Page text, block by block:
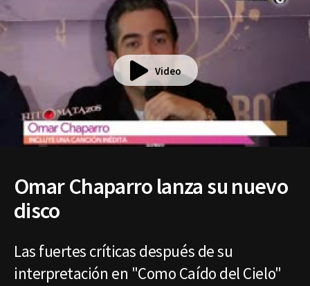
Video
Omar Chaparro lanza su nuevo
disco
Las fuertes críticas después de su
interpretación en "Como Caído del Cielo"